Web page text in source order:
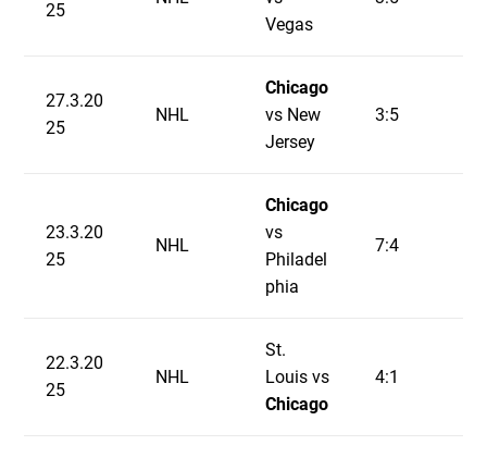
25
Vegas
27.3.20
25
NHL
Chicago
vs New
Jersey
3:5
23.3.20
25
NHL
Chicago
vs
Philadel
phia
7:4
22.3.20
25
NHL
St.
Louis vs
Chicago
4:1